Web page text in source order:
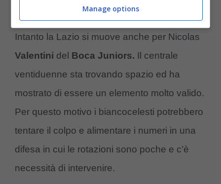
Intanto la Lazio si muove anche per Nicolas
Valentini del Boca Juniors. Il centrale
ventiduenne sta trovando spazio ed ha
mostrato di essere un elemento molto valido.
Per questo motivo i biancocelesti potrebbero
tentare il colpo e alimentare i numeri in una
difesa in cui le rotazioni sono poche e c’è
necessità di intervenire.
Manage options